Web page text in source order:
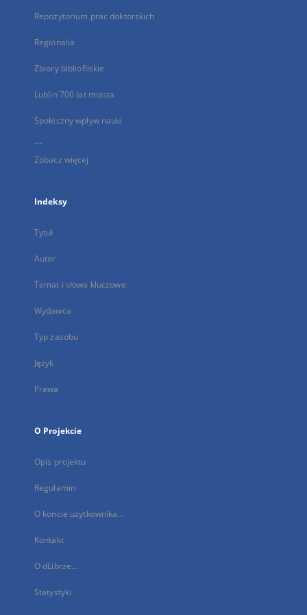
Repozytorium prac doktorskich
Regionalia
Zbiory bibliofilskie
Lublin 700 lat miasta
Społeczny wpływ nauki
...
Zobacz więcej
Indeksy
Tytuł
Autor
Temat i słowa kluczowe
Wydawca
Typ zasobu
Język
Prawa
O Projekcie
Opis projektu
Regulamin
O koncie użytkownika...
Kontakt
O dLibrze...
Statystyki